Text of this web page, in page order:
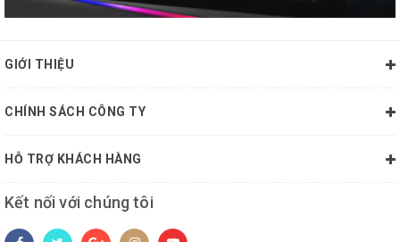
GIỚI THIỆU
CHÍNH SÁCH CÔNG TY
HỖ TRỢ KHÁCH HÀNG
Kết nối với chúng tôi